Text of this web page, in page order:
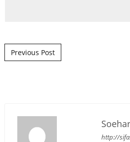
Post navigation
Previous Post
http://